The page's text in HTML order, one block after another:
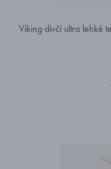
Viking dívčí ultra lehké